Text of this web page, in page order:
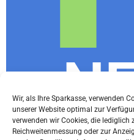
Wir, als Ihre Sparkasse, verwenden
unserer Website optimal zur
verwenden wir Cookies, die lediglich
Reichweitenmessung oder zur